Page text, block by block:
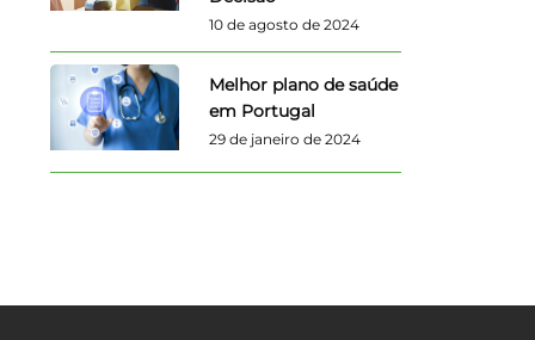
10 de agosto de 2024
Melhor plano de saúde
em Portugal
29 de janeiro de 2024